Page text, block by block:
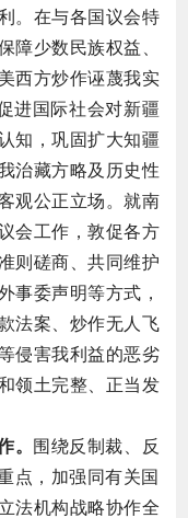
。在与各国议会特
障少数民族权益、
西方炒作诬蔑我实
进国际社会对新疆
知，巩固扩大知疆
治藏方略及历史性
观公正立场。就南
会工作，敦促各方
则磋商、共同维护
事委声明等方式，
法案、炒作无人飞
侵害我利益的恶劣
领土完整、正当发
。 围绕反制裁、反
点，加强同有关国
法机构战略协作全